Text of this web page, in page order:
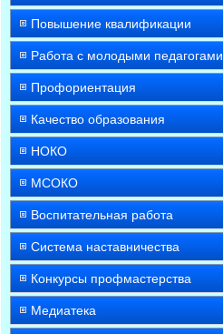
Повышение квалификации
Работа с молодыми педагогами
Профориентация
Качество образования
НОКО
МСОКО
Воспитательная работа
Система наставничества
Конкурсы профмастерства
Медиатека